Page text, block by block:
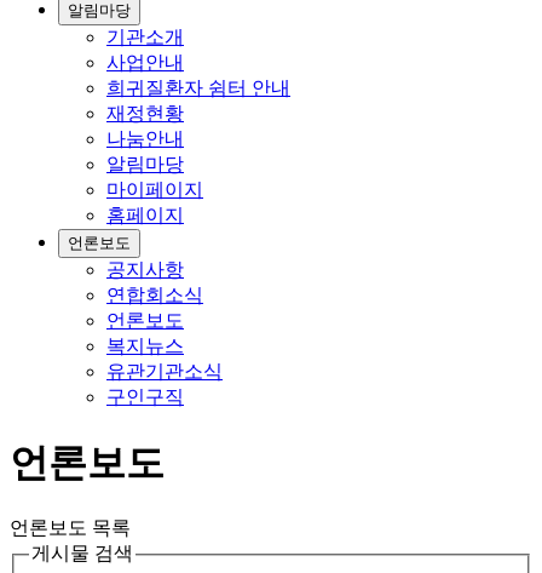
알림마당
기관소개
사업안내
희귀질환자 쉼터 안내
재정현황
나눔안내
알림마당
마이페이지
홈페이지
언론보도
공지사항
연합회소식
언론보도
복지뉴스
유관기관소식
구인구직
언론보도
언론보도 목록
게시물 검색